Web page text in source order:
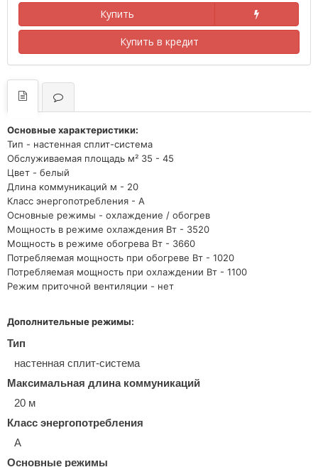
Купить
Купить в кредит
Основные характеристики:
Тип - настенная сплит-система
Обслуживаемая площадь м² 35 - 45
Цвет - белый
Длина коммуникаций м - 20
Класс энергопотребления - А
Основные режимы - охлаждение / обогрев
Мощность в режиме охлаждения Вт - 3520
Мощность в режиме обогрева Вт - 3660
Потребляемая мощность при обогреве Вт - 1020
Потребляемая мощность при охлаждении Вт - 1100
Режим приточной вентиляции - нет
Дополнительные режимы:
Тип
настенная сплит-система
Максимальная длина коммуникаций
20 м
Класс энергопотребления
A
Основные режимы